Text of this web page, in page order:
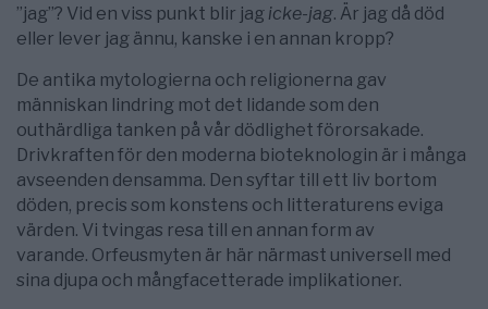
”jag”? Vid en viss punkt blir jag icke-jag. Är jag då död
eller lever jag ännu, kanske i en annan kropp?
De antika mytologierna och religionerna gav
människan lindring mot det lidande som den
outhärdliga tanken på vår dödlighet förorsakade.
Drivkraften för den moderna bioteknologin är i många
avseenden densamma. Den syftar till ett liv bortom
döden, precis som konstens och litteraturens eviga
värden. Vi tvingas resa till en annan form av
varande. Orfeusmyten är här närmast universell med
sina djupa och mångfacetterade implikationer.